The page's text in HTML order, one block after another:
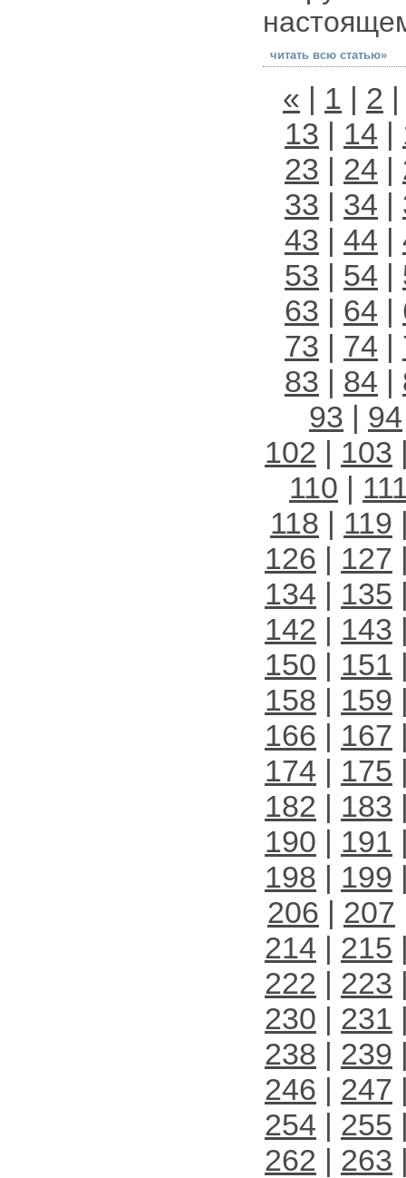
читать всю статью»
« | 1 | 2
13 | 14 |
23 | 24 |
33 | 34 |
43 | 44 |
53 | 54 |
63 | 64 |
73 | 74 |
83 | 84 |
93 | 94
102 | 103
110 |
118 | 119
126 | 127
134 | 135
142 | 143
150 | 151
158 | 159
166 | 167
174 | 175
182 | 183
190 | 191
198 | 199
206 | 207
214 | 215
222 | 223
230 | 231
238 | 239
246 | 247
254 | 255
262 | 263